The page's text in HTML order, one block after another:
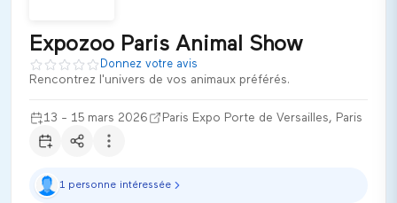
Petfood durable
Expozoo Paris Animal Show est le salon phare dédié au
Ultiplace
Expozoo Paris Animal Show
Donnez votre avis
Rencontrez l'univers de vos animaux préférés.
13 - 15 mars 2026 Paris Expo Porte de Versailles, Paris
1 personne intéressée